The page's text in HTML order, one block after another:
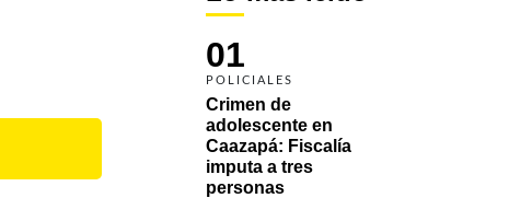
01
POLICIALES
Crimen de
adolescente en
Caazapá: Fiscalía
imputa a tres
personas